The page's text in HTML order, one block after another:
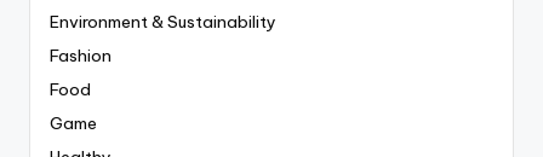
Environment & Sustainability
Fashion
Food
Game